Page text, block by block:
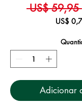
US$ 59,95
US$
Adicionar